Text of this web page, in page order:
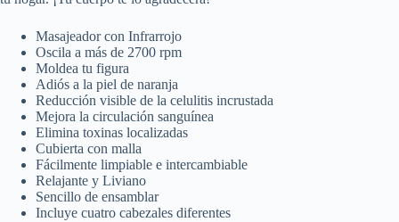
Masajeador con Infrarrojo
Oscila a más de 2700 rpm
Moldea tu figura
Adiós a la piel de naranja
Reducción visible de la celulitis incrustada
Mejora la circulación sanguínea
Elimina toxinas localizadas
Cubierta con malla
Fácilmente limpiable e intercambiable
Relajante y Liviano
Sencillo de ensamblar
Incluye cuatro cabezales diferentes